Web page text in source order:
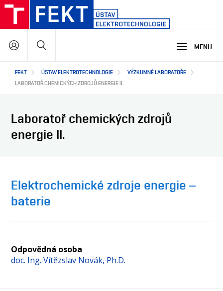
Přejít
hlavnímu
obsahu
Hlavní
navigace
STUDIUM
NABÍDKA STUDIJNÍCH PROGRAMŮ
VÝUKOVÉ LABORATOŘE
SPOLUPRÁCE
KONFERENCE A SOUTĚŽE
MENU
FEKT ÚSTAV ELEKTROTECHNOLOGIE
VÝZKUMNÉ LABORATOŘE
LABORATOŘ CHEMICKÝCH ZDROJŮ ENERGIE II.
Laboratoř chemických zdrojů
energie II.
Elektrochemické zdroje energie –
baterie
Odpovědná osoba
doc. Ing. Vítězslav Novák, Ph.D.